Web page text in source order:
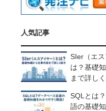
人気記事
SIer（エ
は？基礎
まで詳し
SQLとは
語の基礎